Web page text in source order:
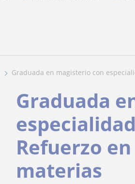
graduada en magisterio con
Graduada
Refuerzo
materias